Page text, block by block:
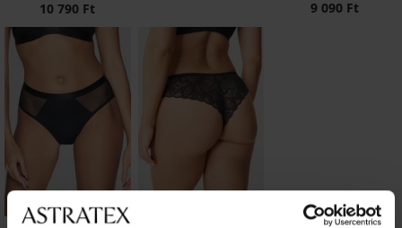
10 790 Ft
9 090 Ft